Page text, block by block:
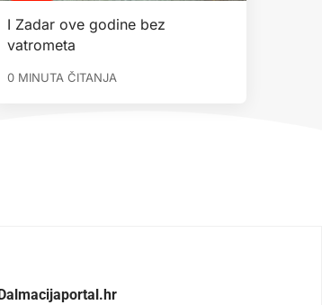
I Zadar ove godine bez
vatrometa
0 MINUTA ČITANJA